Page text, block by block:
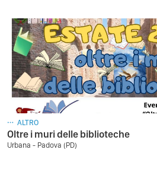
ALTRO
Oltre i muri delle biblioteche
Urbana - Padova (PD)